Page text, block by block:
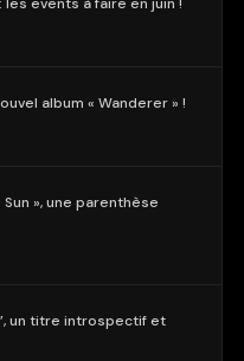
album « Wanderer » !
», une parenthèse
un titre introspectif et